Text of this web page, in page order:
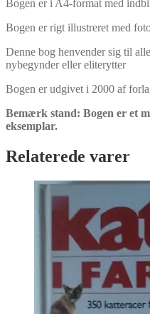
Bogen er i A4-format med
Bogen er rigt illustreret med
Denne bog henvender sig til
nybegynder eller eliterytter
Bogen er udgivet i 2000 af
Bemærk stand: Bogen er et
eksemplar.
Relaterede varer